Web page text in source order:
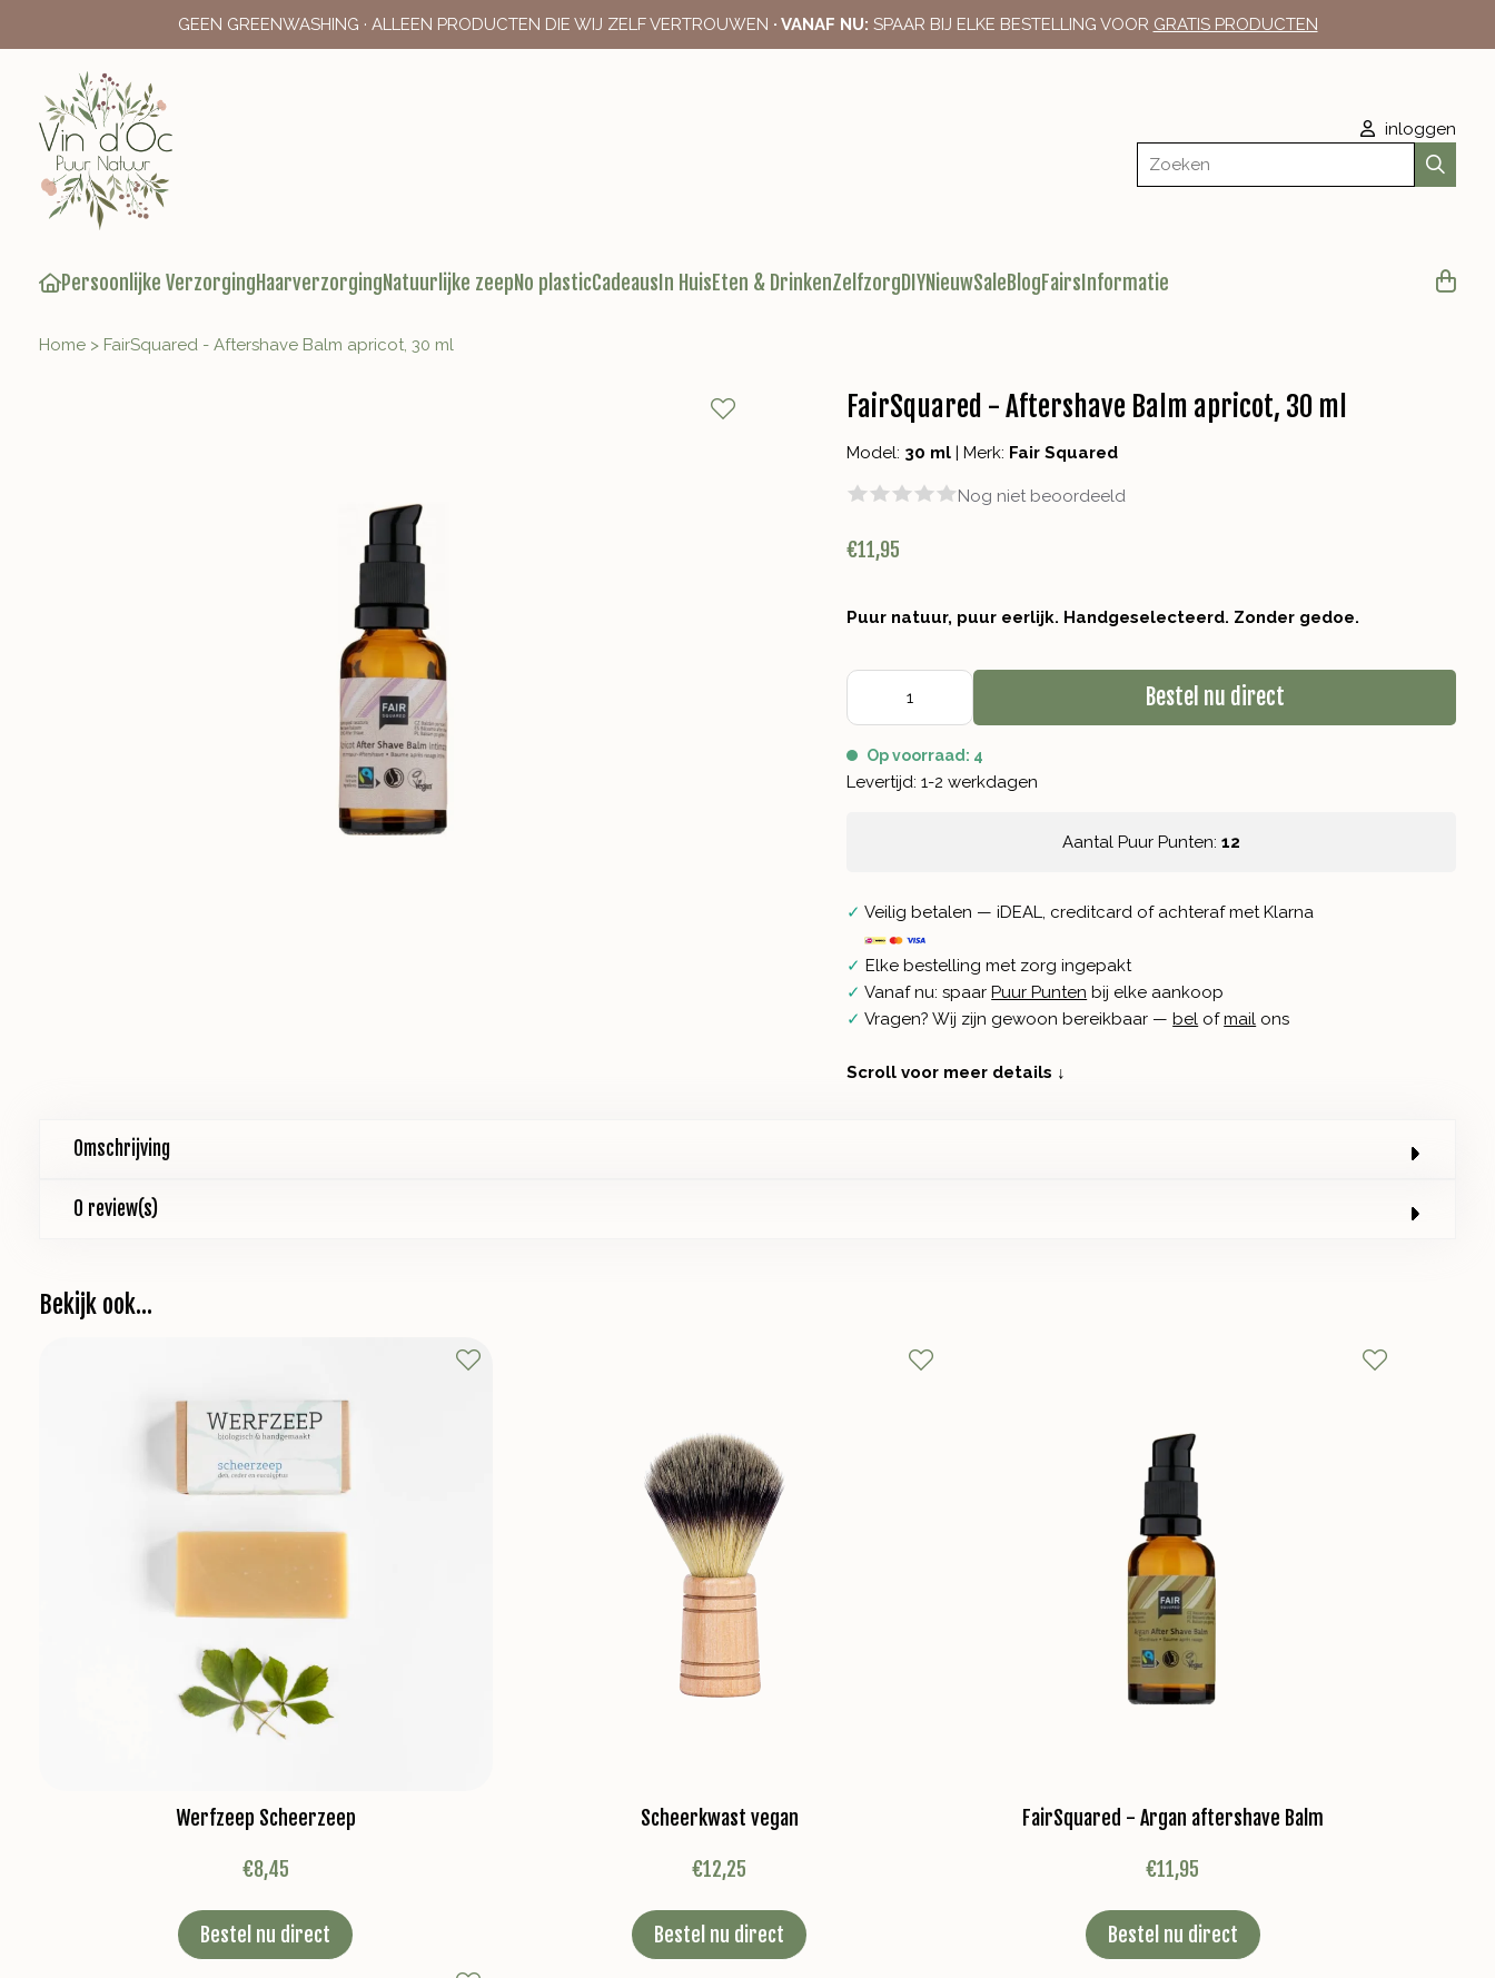
GEEN GREENWASHING · ALLEEN PRODUCTEN DIE WIJ ZELF VERTROUWEN · VANAF NU: SPAAR BIJ ELKE BESTELLING VOOR GRATIS PRODUCTEN
inloggen
Zoeken
Persoonlijke VerzorgingHaarverzorgingNatuurlijke zeepNo plasticCadeaus In HuisEten & DrinkenZelfzorgDIYNieuwSaleBlogFairs Informatie
Home > FairSquared - Aftershave Balm apricot, 30 ml
FairSquared - Aftershave Balm apricot, 30 ml
Model: 30 ml Merk: Fair Squared
Nog niet beoordeeld
€11,95
Puur natuur, puur eerlijk. Handgeselecteerd. Zonder gedoe.
Bestel nu direct
Op voorraad: 4
Levertijd: 1-2 werkdagen
Aantal Puur Punten:12
✓ Veilig betalen — iDEAL, creditcard of achteraf met Klarna
✓ Elke bestelling met zorg ingepakt
✓ Vanaf nu: spaar Puur Punten bij elke aankoop
✓ Vragen? Wij zijn gewoon bereikbaar — bel ofmail ons
Scroll voor meer details ↓
Omschrijving
0 review(s)
Bekijk ook...
Werfzeep Scheerzeep
€8,45
Bestel nu direct
Scheerkwast vegan
€12,25
Bestel nu direct
FairSquared - Argan aftershave Balm
€11,95
Bestel nu direct